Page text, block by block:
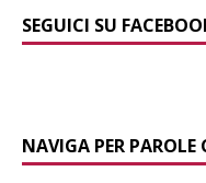
SEGUICI SU
NAVIGA PER PAROLE